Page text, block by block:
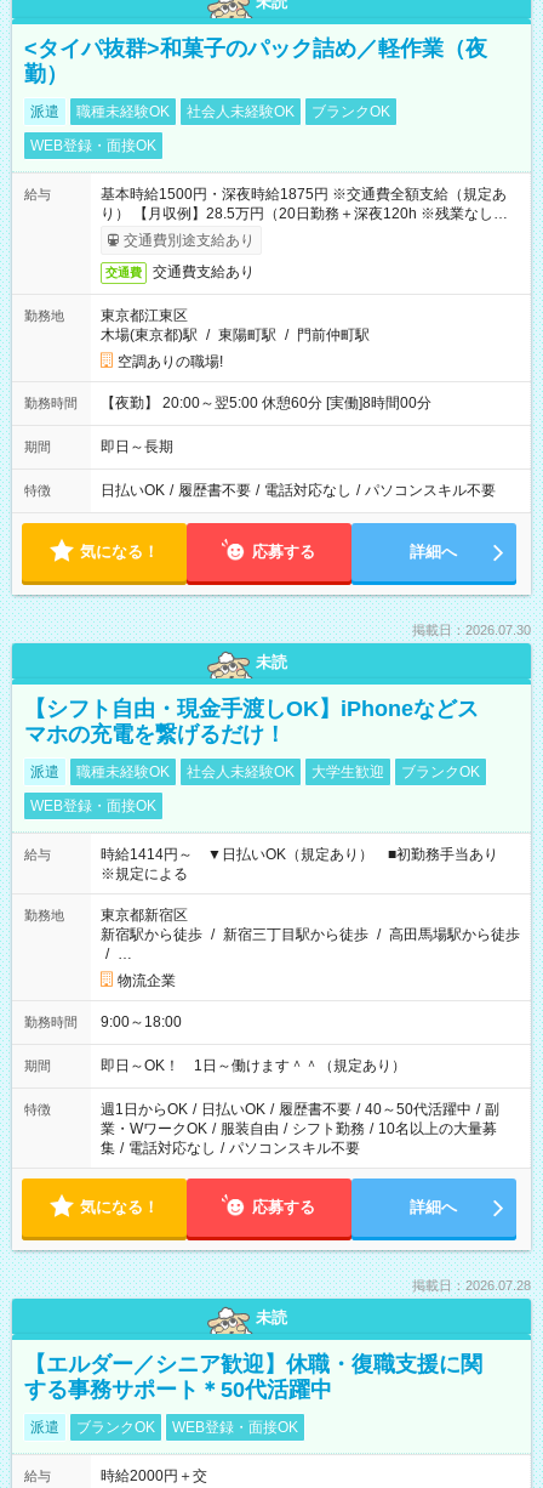
<タイパ抜群>和菓子のパック詰め／軽作業（夜
勤）
派遣 職種未経験OK 社会人未経験OK
ブランクOK
WEB登録・面接OK
給与
基本時給1500円・深夜時給1875円 ※交通費全額支給（規定あ
り） 【月収例】28.5万円（20日勤務＋深夜120h ※残業なしの場
合）交通費別途支給あり
交通費 交通費支給あり
勤務地
東京都江東区
木場(東京都)駅 / 東陽町駅 / 門前仲町駅
空調ありの職場!
勤務時間 【夜勤】 20:00～翌5:00 休憩60分 [実働]8時間00分
期間 即日～長期
特徴 日払いOK / 履歴書不要 / 電話対応なし / パソコンスキル不要
気になる！ 応募する 詳細へ
掲載日：2026.07.30
未読
【シフト自由・現金手渡しOK】iPhoneなどス
マホの充電を繋げるだけ！
派遣 職種未経験OK 社会人未経験OK 大学生歓迎
ブランクOK
WEB登録・面接OK
給与
時給1414円～ ▼日払いOK（規定あり） ■初勤務手当あり
※規定による
勤務地
東京都新宿区
新宿駅から徒歩 / 新宿三丁目駅から徒歩 / 高田馬場駅から徒歩
/ …
物流企業
勤務時間 9:00～18:00
期間 即日～OK！ 1日～働けます＾＾（規定あり）
特徴 週1日からOK / 日払いOK / 履歴書不要 / 40～50代活躍中 / 副
業・WワークOK / 服装自由 / シフト勤務 / 10名以上の大量募
集 / 電話対応なし / パソコンスキル不要
気になる！ 応募する 詳細へ
掲載日：2026.07.28
未読
【エルダー／シニア歓迎】休職・復職支援に関
する事務サポート＊50代活躍中
派遣 ブランクOK WEB登録・面接OK
給与 時給2000円＋交